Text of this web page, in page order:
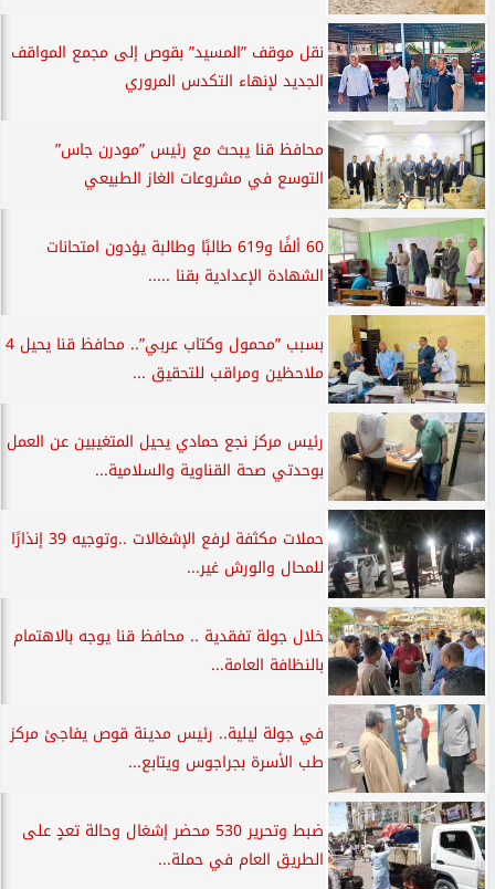
نقل موقف ”المسيد” بقوص إلى مجمع المواقف
الجديد لإنهاء التكدس المروري
محافظ قنا يبحث مع رئيس ”مودرن جاس”
التوسع في مشروعات الغاز الطبيعي
60 ألفًا و619 طالبًا وطالبة يؤدون امتحانات
الشهادة الإعدادية بقنا .....
بسبب ”محمول وكتاب عربي”.. محافظ قنا يحيل 4
ملاحظين ومراقب للتحقيق ...
رئيس مركز نجع حمادي يحيل المتغيبين عن العمل
بوحدتي صحة القناوية والسلامية...
حملات مكثفة لرفع الإشغالات ..وتوجيه 39 إنذارًا
للمحال والورش غير...
خلال جولة تفقدية .. محافظ قنا يوجه بالاهتمام
بالنظافة العامة...
في جولة ليلية.. رئيس مدينة قوص يفاجئ مركز
طب الأسرة بجراجوس ويتابع...
ضبط وتحرير 530 محضر إشغال وحالة تعدٍ على
الطريق العام في حملة...